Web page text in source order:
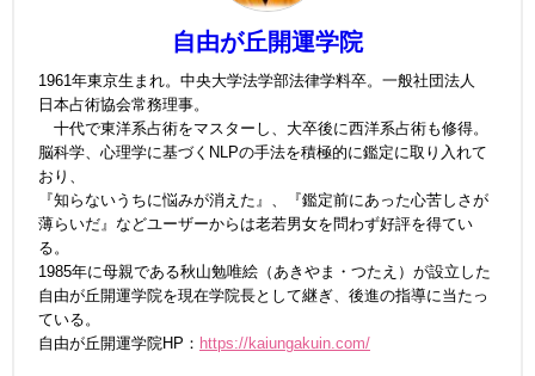
自由が丘開運学院
1961年東京生まれ。中央大学法学部法律学料卒。一般社団法人
日本占術協会常務理事。
十代で東洋系占術をマスターし、大卒後に西洋系占術も修得。
脳科学、心理学に基づくNLPの手法を積極的に鑑定に取り入れて
おり、
『知らないうちに悩みが消えた』、『鑑定前にあった心苦しさが
薄らいだ』などユーザーからは老若男女を問わず好評を得てい
る。
1985年に母親である秋山勉唯絵（あきやま・つたえ）が設立した
自由が丘開運学院を現在学院長として継ぎ、後進の指導に当たっ
ている。
自由が丘開運学院HP： https://kaiungakuin.com/